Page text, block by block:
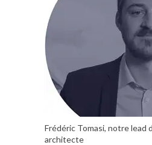
Frédéric Tomasi, notre lead
architecte